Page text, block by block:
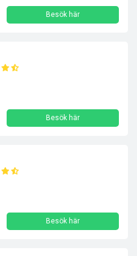
Besök här
Besök här
Besök här